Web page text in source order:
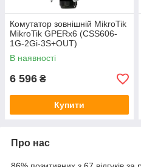
Комутатор зовнішній MikroTik
MikroTik GPERx6 (CSS606-
1G-2Gi-3S+OUT)
В наявності
6 596 ₴
Купити
Про нас